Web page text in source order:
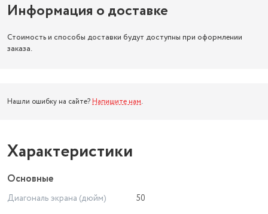
Информация о доставке
Стоимость и способы доставки будут доступны при оформлении
заказа.
Нашли ошибку на сайте? Напишите нам.
Характеристики
Основные
Диагональ экрана (дюйм)
50